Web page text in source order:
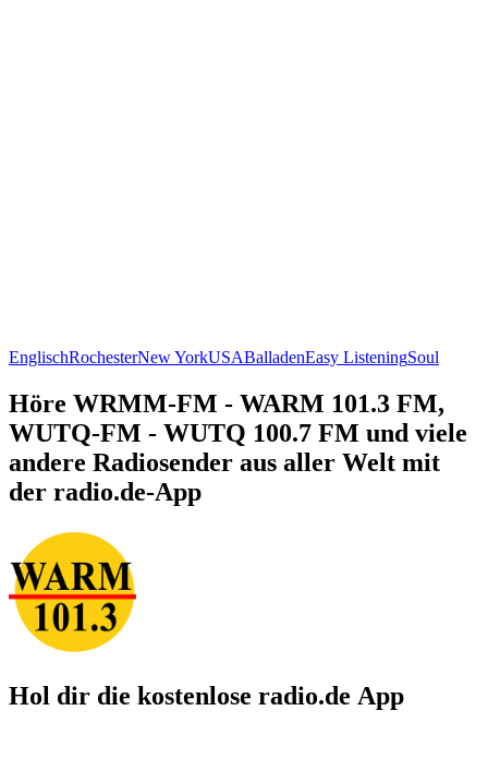
EnglischRochesterNew YorkUSABalladenEasy ListeningSoul
Höre WRMM-FM - WARM 101.3 FM,
WUTQ-FM - WUTQ 100.7 FM und viele
andere Radiosender aus aller Welt mit
der radio.de-App
Hol dir die kostenlose radio.de App